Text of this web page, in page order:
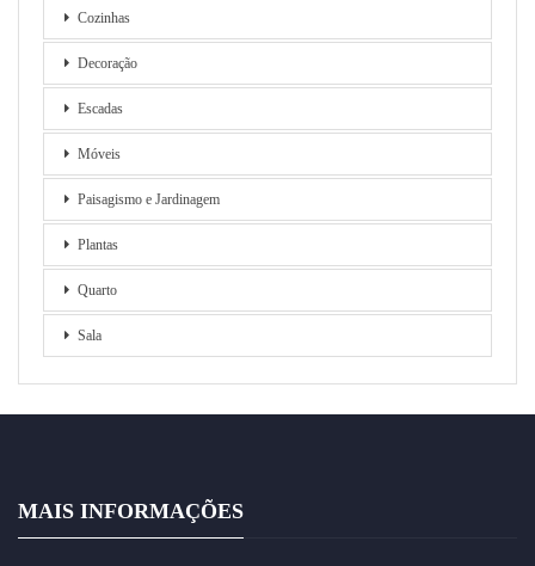
Cozinhas
Decoração
Escadas
Móveis
Paisagismo e Jardinagem
Plantas
Quarto
Sala
MAIS INFORMAÇÕES